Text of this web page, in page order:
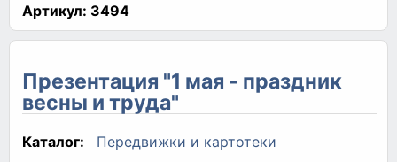
Артикул: 3494
Презентация "1 мая - праздник
весны и труда"
Каталог:
Передвижки и картотеки